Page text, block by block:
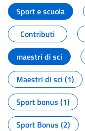
Sport e scuola
Contributi
maestri di sci
Maestri di sci (1)
Sport bonus (1)
Sport Bonus (2)